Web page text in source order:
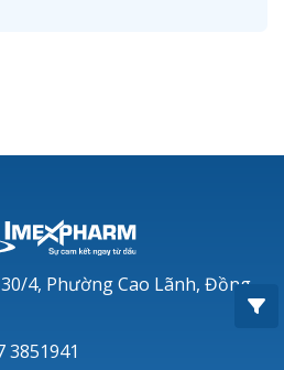
4, Phường Cao Lãnh, Đồng
3851941